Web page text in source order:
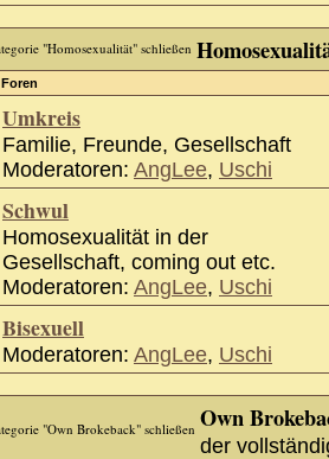
Foren
Umkreis
Familie, Freunde, Gesellschaft
Moderatoren: AngLee, Uschi
Schwul
Homosexualität in der
Gesellschaft, coming out etc.
Moderatoren: AngLee, Uschi
Bisexuell
Moderatoren: AngLee, Uschi
Own
der